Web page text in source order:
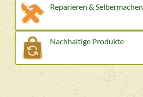
Reparieren & Selbermachen
Nachhaltige Produkte